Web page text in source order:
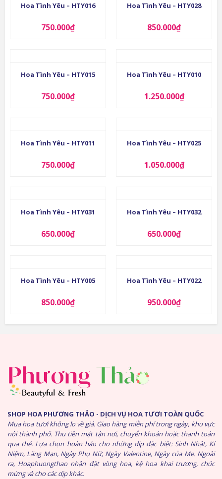
Hoa Tình Yêu – HTY016
750.000₫
Hoa Tình Yêu – HTY028
850.000₫
Hoa Tình Yêu – HTY015
750.000₫
Hoa Tình Yêu – HTY010
1.250.000₫
Hoa Tình Yêu – HTY011
750.000₫
Hoa Tình Yêu – HTY025
1.050.000₫
Hoa Tình Yêu – HTY031
650.000₫
Hoa Tình Yêu – HTY032
650.000₫
Hoa Tình Yêu – HTY005
850.000₫
Hoa Tình Yêu – HTY022
950.000₫
SHOP HOA PHƯƠNG THẢO - DỊCH VỤ HOA TƯƠI TOÀN QUỐC
Mua hoa tươi không lo về giá. Giao hàng miễn phí trong ngày, khu vực
nội thành phố. Thu tiền mặt tận nơi, chuyển khoản hoặc thanh toán
qua thẻ. Lựa chọn hoàn hảo cho những dịp đặc biệt: Sinh Nhật, Kỉ
Niệm, Lãng Mạn, Ngày Phụ Nữ, Ngày Valentine, Ngày của Mẹ. Ngoài
ra, Hoaphuongthao nhận đặt vòng hoa, kệ hoa khai trương, chúc
mừng và cho các dịp khác.